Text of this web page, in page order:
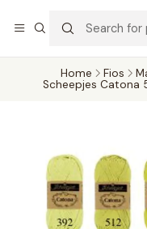
No concelho de
Home Fios
Scheepjes Catona